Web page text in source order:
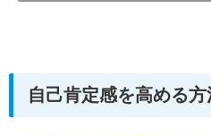
自己肯定感を高める方